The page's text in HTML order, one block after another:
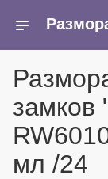
замков
мл /24